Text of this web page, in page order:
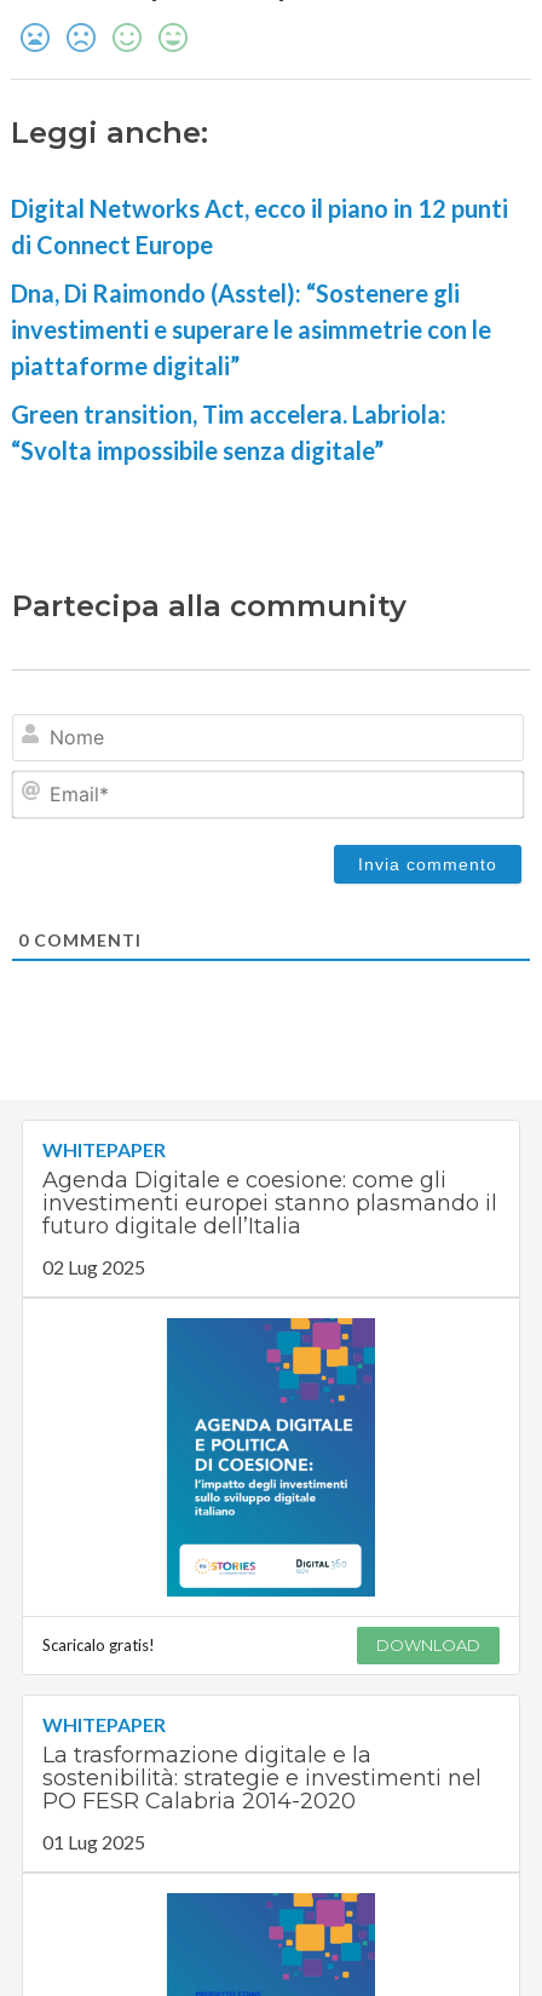
Leggi anche:
Digital Networks Act, ecco il piano in 12 punti
di Connect Europe
Dna, Di Raimondo (Asstel): “Sostenere gli
investimenti e superare le asimmetrie con le
piattaforme digitali”
Green transition, Tim accelera. Labriola:
“Svolta impossibile senza digitale”
Partecipa alla community
0 COMMENTI
WHITEPAPER
Agenda Digitale e coesione: come gli
investimenti europei stanno plasmando il
futuro digitale dell’Italia
02 Lug 2025
Scaricalo gratis! DOWNLOAD
WHITEPAPER
La trasformazione digitale e la
sostenibilità: strategie e investimenti nel
PO FESR Calabria 2014-2020
01 Lug 2025